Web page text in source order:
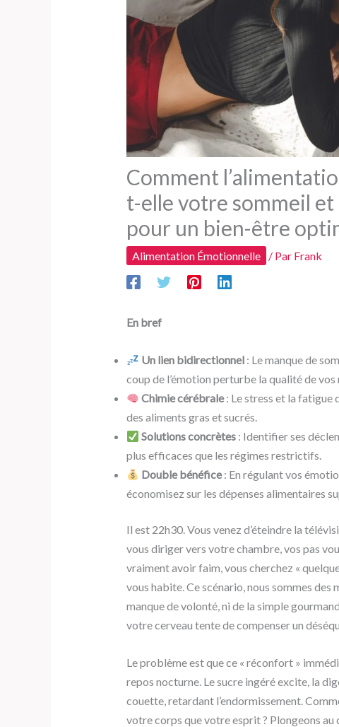
Comment
t-elle votre sommeil
pour un bien-être
Alimentation Émotionnelle / Par Frank
En bref
Un lien bidirectionnel: Le manque de
coup de l’émotion perturbe la qualité de vos
Chimie cérébrale: Le stress et la fatigue
des aliments gras et sucrés.
Solutions concrètes: Identifier ses
plus efficaces que les régimes restrictifs.
Double bénéfice: En régulant vos
économisez sur les dépenses alimentaires
Il est 22h30. Vous venez d’éteindre la
vous diriger vers votre chambre, vos pas
vraiment avoir faim, vous cherchez «
vous habite. Ce scénario, nous sommes des
manque de volonté, ni de la simple
votre cerveau tente de compenser un
Le problème est que ce « réconfort »
repos nocturne. Le sucre ingéré excite, la
couette, retardant l’endormissement.
votre corps que votre esprit ? Plongeons